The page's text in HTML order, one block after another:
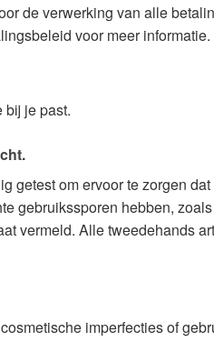
de verwerking van alle
voor meer informatie.
bij je past.
getest om ervoor te zorgen
gebruikssporen hebben,
vermeld. Alle tweedehands
imperfecties of